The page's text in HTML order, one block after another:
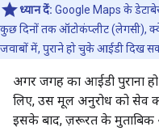
ध्यान दें: Google Maps के
कुछ दिनों तक ऑटोकंप्लीट (लेगसी),
जवाबों में, पुराने हो चुके आईडी दिख
अगर जगह का आईडी पुराना
लिए, उस मूल अनुरोध को सेव
इसके बाद, ज़रूरत के मुताबिक